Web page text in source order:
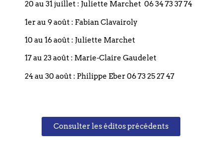
10h30 : Célébration œcuménique avec la
participation de Michel Deneken et du pasteur
Publié le 12 janvier 2024
20 au 31 juillet : Juliette Marchet 06 34 73 37 74
1er au 9 août : Fabian Clavairoly
10 au 16 août : Juliette Marchet
17 au 23 août : Marie-Claire Gaudelet
24 au 30 août : Philippe Eber 06 73 25 27 47
Consulter les éditos précédents